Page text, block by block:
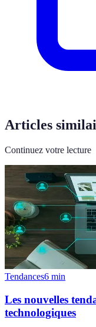
Articles
Continuez votre lecture
Tendances6 min
Les nouvelles
technologiques